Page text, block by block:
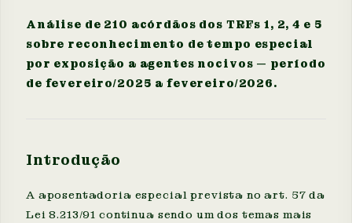
Análise de 210 acórdãos dos TRFs 1, 2, 4 e 5
sobre reconhecimento de tempo especial
por exposição a agentes nocivos — período
de fevereiro/2025 a fevereiro/2026.
Introdução
A aposentadoria especial prevista no art. 57 da
Lei 8.213/91 continua sendo um dos temas mais